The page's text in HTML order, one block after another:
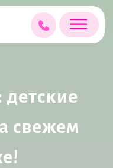
свежем